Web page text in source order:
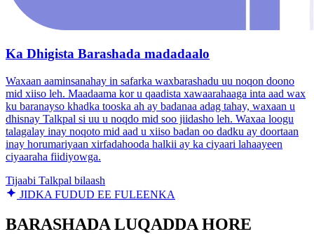
Ka Dhigista Barashada madadaalo
Waxaan aaminsanahay in safarka waxbarashadu uu noqon doono
mid xiiso leh. Maadaama kor u qaadista xawaarahaaga inta aad wax
ku baranayso khadka tooska ah ay badanaa adag tahay, waxaan u
dhisnay Talkpal si uu u noqdo mid soo jiidasho leh. Waxaa loogu
talagalay inay noqoto mid aad u xiiso badan oo dadku ay doortaan
inay horumariyaan xirfadahooda halkii ay ka ciyaari lahaayeen
ciyaaraha fiidiyowga.
Tijaabi Talkpal bilaash
JIDKA FUDUD EE FULEENKA
BARASHADA LUQADDA HORE